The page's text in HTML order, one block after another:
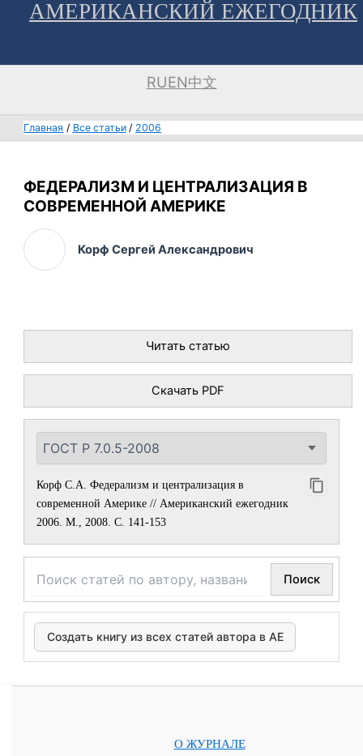
ПерейтиАМЕРИКАНСКИЙ ЕЖЕГОДНИК
RUEN中文
Главная Все статьи 2006
ФЕДЕРАЛИЗМ И ЦЕНТРАЛИЗАЦИЯ В
СОВРЕМЕННОЙ АМЕРИКЕ
Корф Сергей Александрович
Читать статью
Скачать PDF
Корф С.А. Федерализм и централизация в
современной Америке // Американский ежегодник
2006. М., 2008. С. 141-153
Поиск
Создать книгу из всех статей автора в АЕ
О ЖУРНАЛЕ